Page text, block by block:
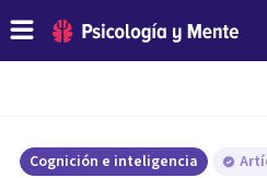
Cognición e inteligencia